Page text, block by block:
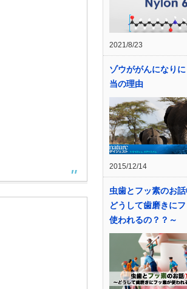
2021/8/23
ゾウががんになり
当の理由
2015/12/14
虫歯とフッ素のお
どうして歯磨きに
使われるの？？～